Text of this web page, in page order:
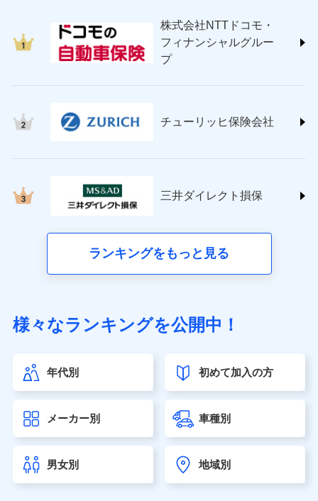
ＳＯＭＰＯダイレクト損害保険株式会社
(https://www.sompo-direct.co.jp/)
チューリッヒ保険会社 (https://www.zurich.co.jp/)
(https://www.nisshinfire.co.jp/)
(https://www.petfamilyins.co.jp/)
ins.com/)
三井ダイレクト損害保険株式会社
（https://www.sonylife.co.jp）
第一ネオ生命保険株式会社（https://neofirst.co.jp/）
大樹生命保険株式会社（https://www.taiju-life.co.jp）
seimei.co.jp）
チューリッヒ生命保険株式会社
東京海上日動あんしん生命保険株式会社
（https://www.tmn-anshin.co.jp/）
株式会社NTTドコモ・
フィナンシャルグルー
プ
チューリッヒ保険会社
三井ダイレクト損保
ランキングをもっと見る
様々なランキングを公開中！
年代別 初めて加入の方
メーカー別 車種別
男女別 地域別